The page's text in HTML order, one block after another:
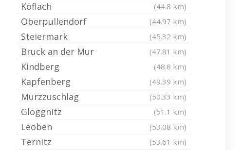
Köflach (44.8 km)
Oberpullendorf (44.97 km)
Steiermark (45.32 km)
Bruck an der Mur (47.81 km)
Kindberg (48.8 km)
Kapfenberg (49.39 km)
Mürzzuschlag (50.33 km)
Gloggnitz (51.1 km)
Leoben (53.08 km)
Ternitz (53.61 km)